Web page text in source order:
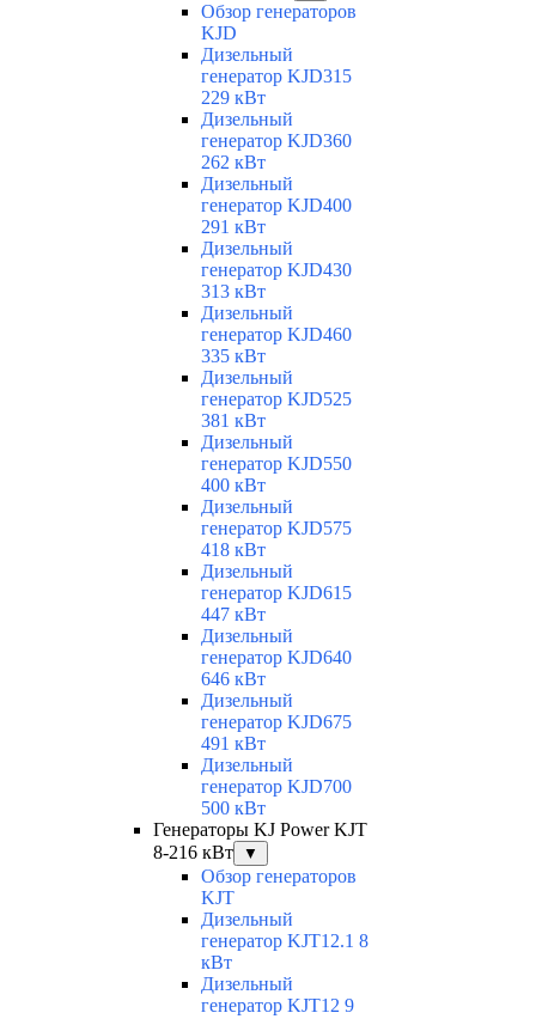
Обзор генераторов
KJD
Дизельный
генератор KJD315
229 кВт
Дизельный
генератор KJD360
262 кВт
Дизельный
генератор KJD400
291 кВт
Дизельный
генератор KJD430
313 кВт
Дизельный
генератор KJD460
335 кВт
Дизельный
генератор KJD525
381 кВт
Дизельный
генератор KJD550
400 кВт
Дизельный
генератор KJD575
418 кВт
Дизельный
генератор KJD615
447 кВт
Дизельный
генератор KJD640
646 кВт
Дизельный
генератор KJD675
491 кВт
Дизельный
генератор KJD700
500 кВт
Генераторы KJ Power KJT
8-216 кВт
▼
Обзор генераторов
KJT
Дизельный
генератор KJT12.1 8
кВт
Дизельный
генератор KJT12 9